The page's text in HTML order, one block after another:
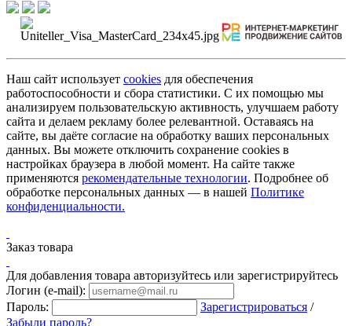
Наш сайт использует cookies для обеспечения
работоспособности и сбора статистики. С их помощью мы
анализируем пользовательскую активность, улучшаем работу
сайта и делаем рекламу более релевантной. Оставаясь на
сайте, вы даёте согласие на обработку ваших персональных
данных. Вы можете отключить сохранение cookies в
настройках браузера в любой момент. На сайте также
применяются рекомендательные технологии. Подробнее об
обработке персональных данных — в нашей Политике
конфиденциальности.
Заказ товара
Для добавления товара авторизуйтесь или зарегистрируйтесь
Логин (e-mail):
Пароль:
Зарегистрироваться /
Забыли пароль?